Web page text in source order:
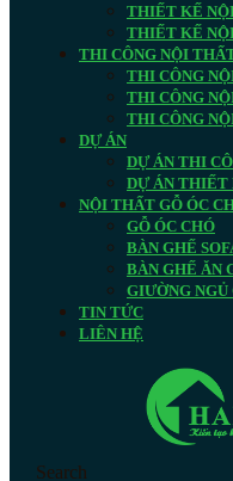
THIẾT KẾ
THIẾT KẾ
THI CÔNG NỘI
THI CÔNG
THI CÔNG
THI CÔNG
DỰ ÁN
DỰ ÁN THI
DỰ ÁN THIẾT
NỘI THẤT GỖ ÓC
GỖ ÓC CHÓ
BÀN GHẾ
BÀN GHẾ ĂN
GIƯỜNG NGỦ
TIN TỨC
LIÊN HỆ
Search